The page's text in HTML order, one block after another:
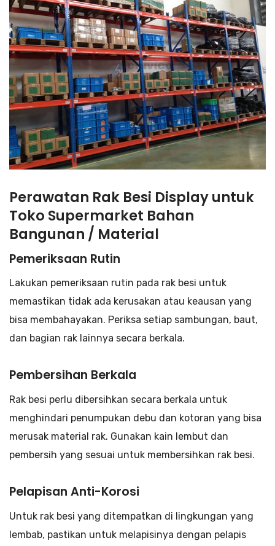
Perawatan Rak Besi Display untuk
Toko Supermarket Bahan
Bangunan / Material
Pemeriksaan Rutin
Lakukan pemeriksaan rutin pada rak besi untuk
memastikan tidak ada kerusakan atau keausan yang
bisa membahayakan. Periksa setiap sambungan, baut,
dan bagian rak lainnya secara berkala.
Pembersihan Berkala
Rak besi perlu dibersihkan secara berkala untuk
menghindari penumpukan debu dan kotoran yang bisa
merusak material rak. Gunakan kain lembut dan
pembersih yang sesuai untuk membersihkan rak besi.
Pelapisan Anti-Korosi
Untuk rak besi yang ditempatkan di lingkungan yang
lembab, pastikan untuk melapisinya dengan pelapis